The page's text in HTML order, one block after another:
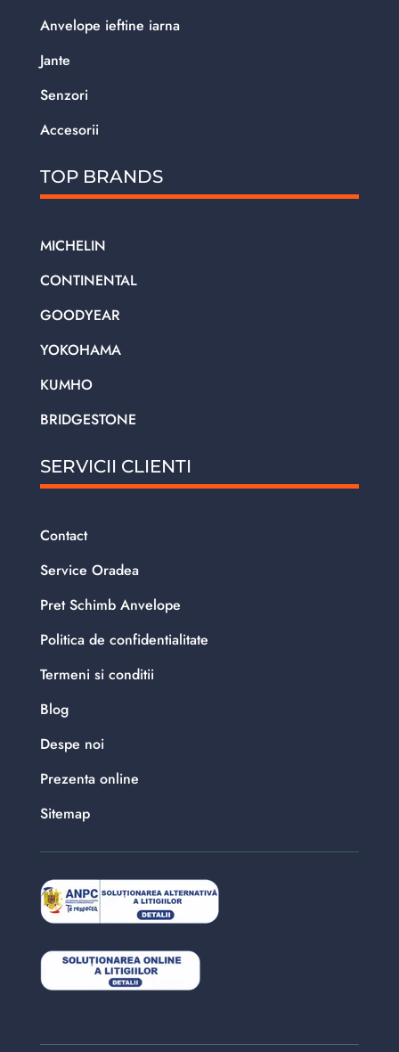
Anvelope ieftine iarna
Jante
Senzori
Accesorii
TOP BRANDS
MICHELIN
CONTINENTAL
GOODYEAR
YOKOHAMA
KUMHO
BRIDGESTONE
SERVICII CLIENTI
Contact
Service Oradea
Pret Schimb Anvelope
Politica de confidentialitate
Termeni si conditii
Blog
Despe noi
Prezenta online
Sitemap